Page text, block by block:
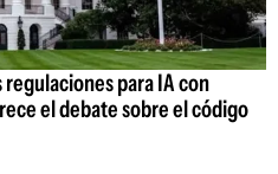
regulaciones para IA con
el debate sobre el código